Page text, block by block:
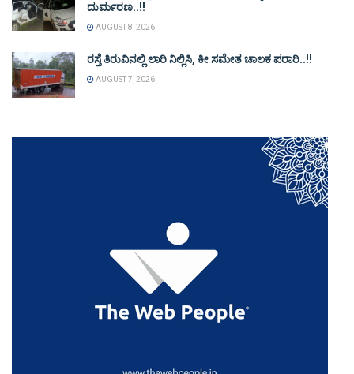
ದುರ್ಮರಣ..!!
AUGUST 8, 2026
ರಸ್ತೆ ತಿರುವಿನಲ್ಲಿ ಲಾರಿ ನಿಲ್ಲಿಸಿ, ಕೀ ಸಮೇತ ಚಾಲಕ ಪರಾರಿ..!!
AUGUST 7, 2026